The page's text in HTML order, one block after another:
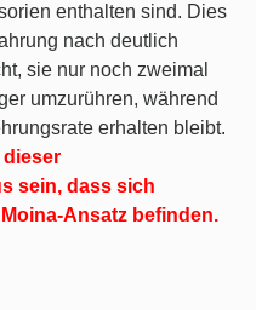
enthalten sind. Dies
nach deutlich
sie nur noch zweimal
umzurühren, während
erhalten bleibt.
sein, dass sich
Ansatz befinden.